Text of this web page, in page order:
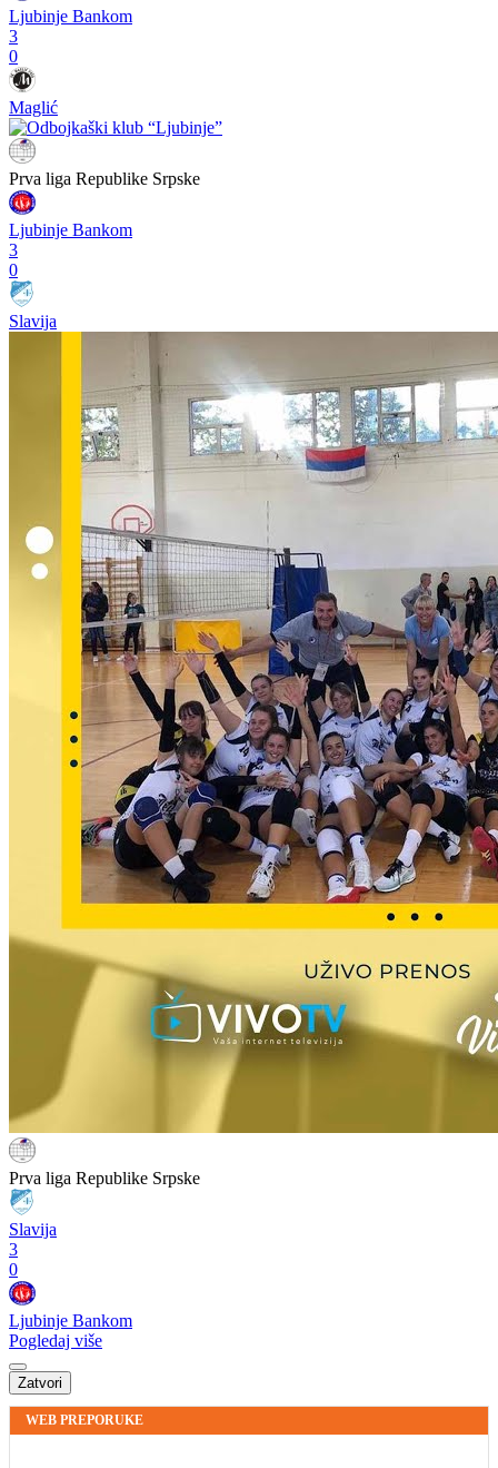
Ljubinje Bankom
3
0
Maglić
Prva liga Republike Srpske
Ljubinje Bankom
3
0
Slavija
Prva liga Republike Srpske
Slavija
3
0
Ljubinje Bankom
Pogledaj više
Zatvori
WEB PREPORUKE